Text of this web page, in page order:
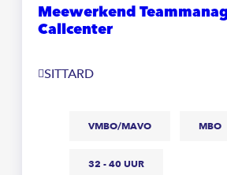
Meewerkend
Callcenter
SITTARD
VMBO/MAVO MBO
32 - 40 UUR